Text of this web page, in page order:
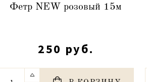
Фетр NEW розовый 15м
250 руб.